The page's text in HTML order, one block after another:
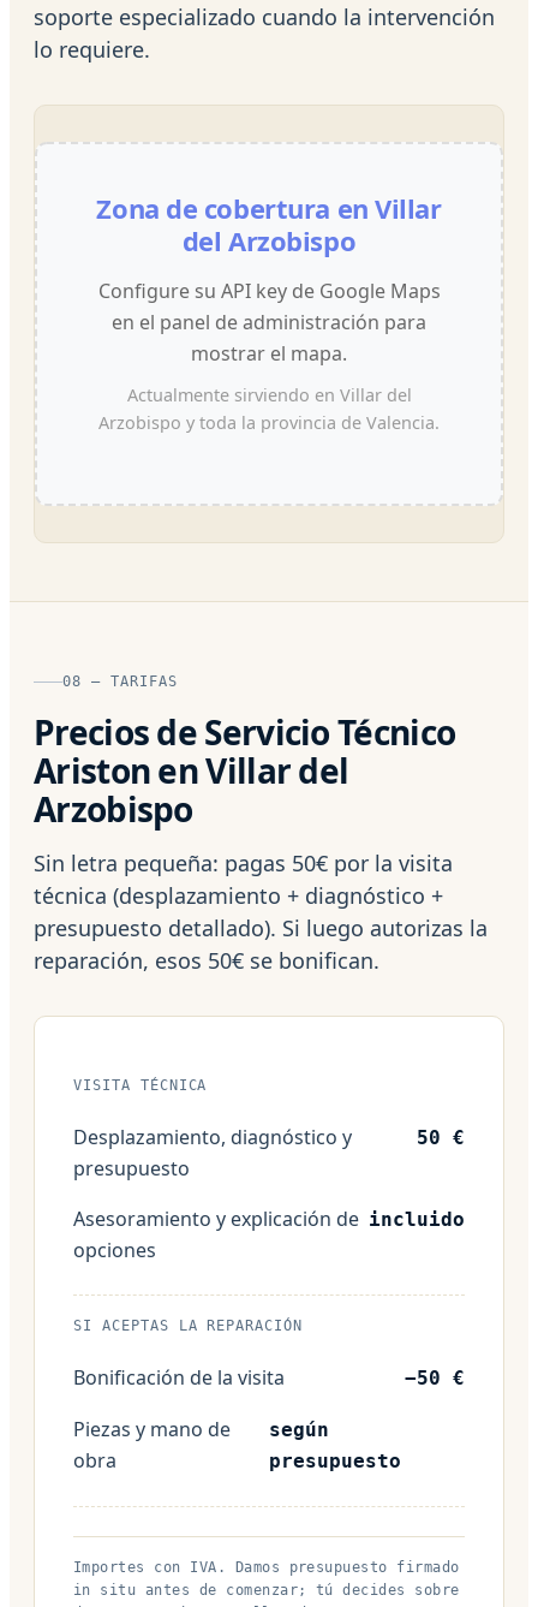
soporte especializado cuando la intervención
lo requiere.
Zona de cobertura en Villar
del Arzobispo
Configure su API key de Google Maps
en el panel de administración para
mostrar el mapa.
Actualmente sirviendo en Villar del
Arzobispo y toda la provincia de Valencia.
08 — TARIFAS
Precios de Servicio Técnico
Ariston en Villar del
Arzobispo
Sin letra pequeña: pagas 50€ por la visita
técnica (desplazamiento + diagnóstico +
presupuesto detallado). Si luego autorizas la
reparación, esos 50€ se bonifican.
VISITA TÉCNICA
Desplazamiento, diagnóstico y
presupuesto
50 €
Asesoramiento y explicación de
opciones
incluido
SI ACEPTAS LA REPARACIÓN
Bonificación de la visita −50 €
Piezas y mano de
obra
según
presupuesto
Importes con IVA. Damos presupuesto firmado
in situ antes de comenzar; tú decides sobre